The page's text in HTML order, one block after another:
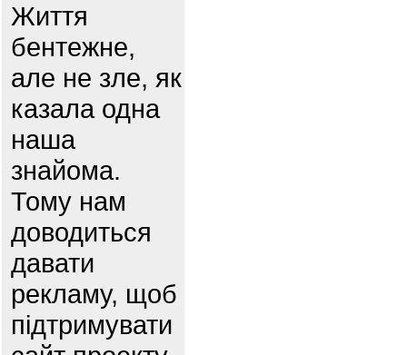
Життя
бентежне,
але не зле, як
казала одна
наша
знайома.
Тому нам
доводиться
давати
рекламу, щоб
підтримувати